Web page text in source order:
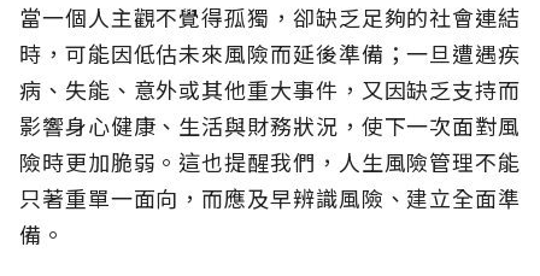
當一個人主觀不覺得孤獨，卻缺乏足夠的社會連結
時，可能因低估未來風險而延後準備；一旦遭遇疾
病、失能、意外或其他重大事件，又因缺乏支持而
影響身心健康、生活與財務狀況，使下一次面對風
險時更加脆弱。這也提醒我們，人生風險管理不能
只著重單一面向，而應及早辨識風險、建立全面準
備。